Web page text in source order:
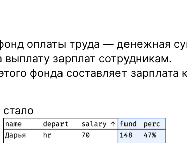
оплаты труда — денежная
зарплат сотрудникам.
фонда составляет зарплата
стало